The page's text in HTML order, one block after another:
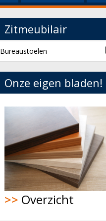
Zitmeubilair
Bureaustoelen
Onze eigen bladen!
>> Overzicht